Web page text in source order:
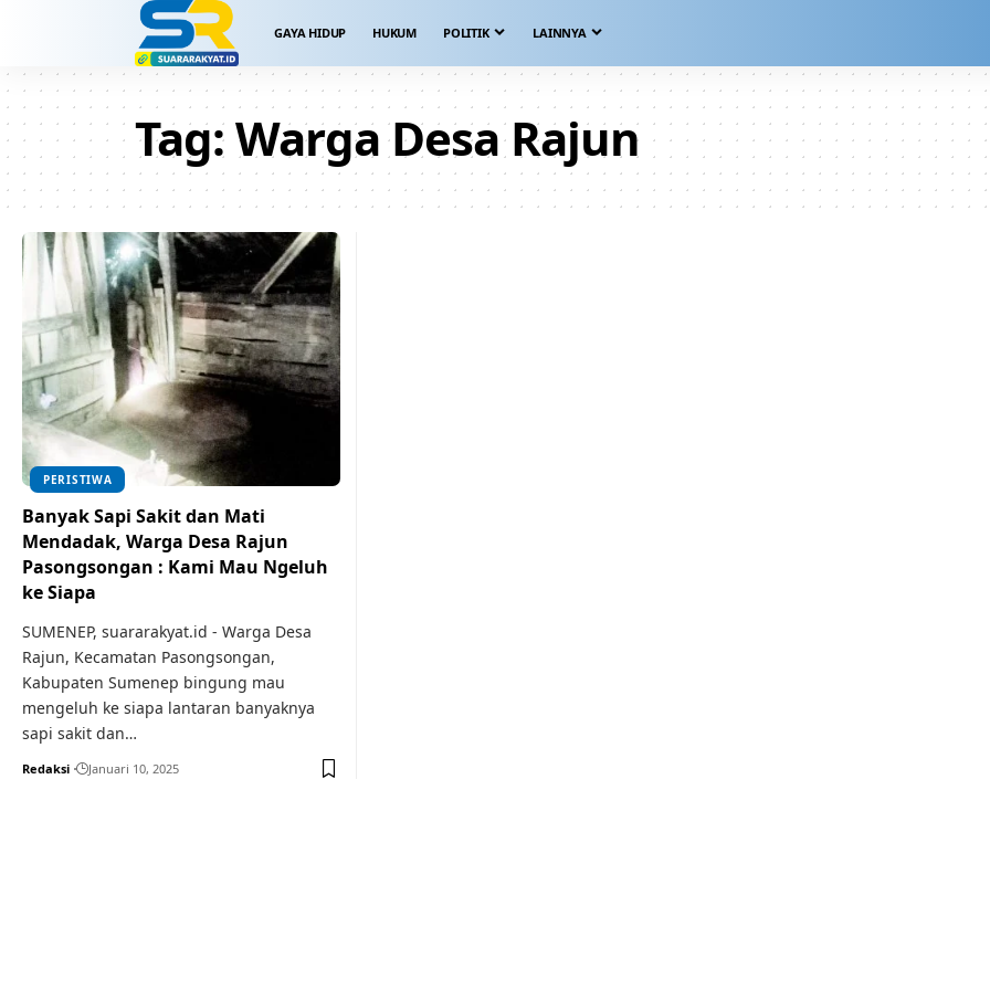
GAYA HIDUP HUKUM POLITIK LAINNYA
Tag:Warga Desa Rajun
PERISTIWA
Banyak Sapi Sakit dan Mati
Mendadak, Warga Desa Rajun
Pasongsongan : Kami Mau Ngeluh
ke Siapa
SUMENEP, suararakyat.id - Warga Desa
Rajun, Kecamatan Pasongsongan,
Kabupaten Sumenep bingung mau
mengeluh ke siapa lantaran banyaknya
sapi sakit dan…
Redaksi Januari 10, 2025